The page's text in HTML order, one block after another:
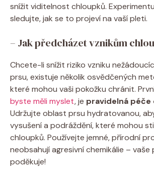
snížit viditelnost chloupků.
sledujte, jak se to projeví na vaší pleti.
– Jak předcházet vznikům
Chcete-li snížit riziko vzniku
prsu, existuje několik osvědčených
které mohou vaši pokožku chránit.
byste měli myslet, je pravidelná péče
Udržujte oblast prsu hydratovanou,
vysušení a podráždění, které mohou
chloupků. Používejte jemné, přírodní
neobsahují agresivní chemikálie – vaše
poděkuje!